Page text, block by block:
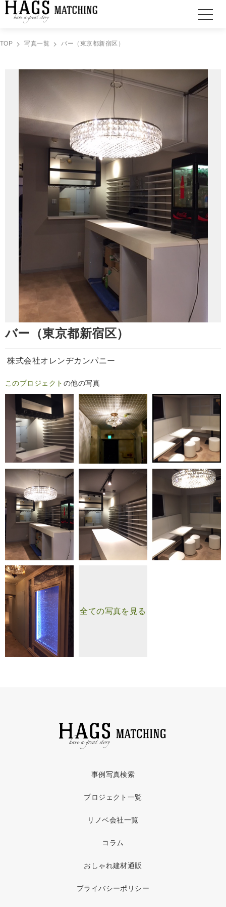
TOP 写真一覧 バー（東京都新宿区）
バー（東京都新宿区）
株式会社オレンヂカンパニー
このプロジェクト の他の写真
全ての写真を見る
事例写真検索
プロジェクト一覧
リノベ会社一覧
コラム
おしゃれ建材通販
プライバシーポリシー